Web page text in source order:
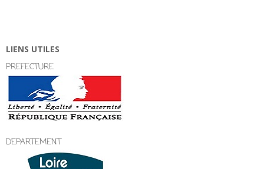
LIENS UTILES
PREFECTURE
DEPARTEMENT